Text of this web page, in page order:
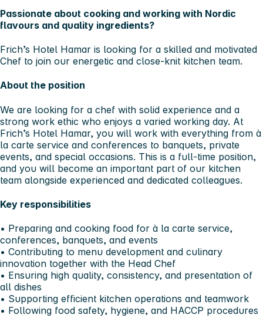
Passionate about cooking and working with Nordic
flavours and quality ingredients?
Frich’s Hotel Hamar is looking for a skilled and motivated
Chef to join our energetic and close-knit kitchen team.
About the position
We are looking for a chef with solid experience and a
strong work ethic who enjoys a varied working day. At
Frich’s Hotel Hamar, you will work with everything from à
la carte service and conferences to banquets, private
events, and special occasions. This is a full-time position,
and you will become an important part of our kitchen
team alongside experienced and dedicated colleagues.
Key responsibilities
• Preparing and cooking food for à la carte service,
conferences, banquets, and events
• Contributing to menu development and culinary
innovation together with the Head Chef
• Ensuring high quality, consistency, and presentation of
all dishes
• Supporting efficient kitchen operations and teamwork
• Following food safety, hygiene, and HACCP procedures